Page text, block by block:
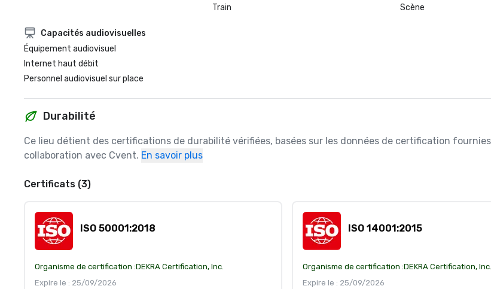
Train
Scène
Capacités audiovisuelles
Équipement audiovisuel
Internet haut débit
Personnel audiovisuel sur place
Durabilité
Ce lieu détient des certifications de durabilité vérifiées, basées sur les données de certification fournies
collaboration avec Cvent. En savoir plus
Certificats (3)
ISO 50001:2018
Organisme de certification :DEKRA Certification, Inc.
Expire le : 25/09/2026
ISO 14001:2015
Organisme de certification :DEKRA Certification, Inc.
Expire le : 25/09/2026